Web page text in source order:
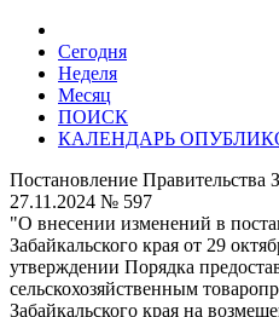
Сегодня
Неделя
Месяц
ПОИСК
КАЛЕНДАРЬ
Постановление Правительства
27.11.2024 № 597
"О внесении изменений в
Забайкальского края от 29
утверждении Порядка
сельскохозяйственным
Забайкальского края на